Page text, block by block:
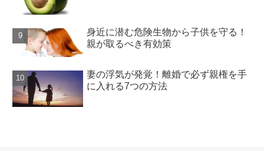
身近に潜む危険生物から子供を守る！
親が取るべき有効策
妻の浮気が発覚！離婚で必ず親権を手
に入れる7つの方法